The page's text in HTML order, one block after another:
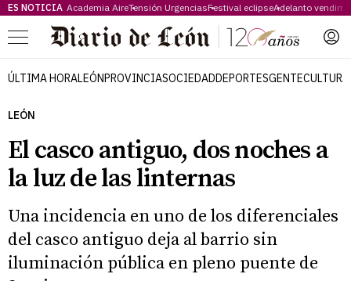
ES NOTICIA Academia AireTensión UrgenciasFestival eclipseAdelanto
Menú
ÚLTIMA HORALEÓNPROVINCIASOCIEDADDEPORTESGENTECULTURA
LEÓN
El casco antiguo, dos noches a
la luz de las linternas
Una incidencia en uno de los diferenciales
del casco antiguo deja al barrio sin
iluminación pública en pleno puente de